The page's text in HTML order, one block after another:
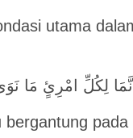
utama
لِكُلِّ امْرِئٍ مَا